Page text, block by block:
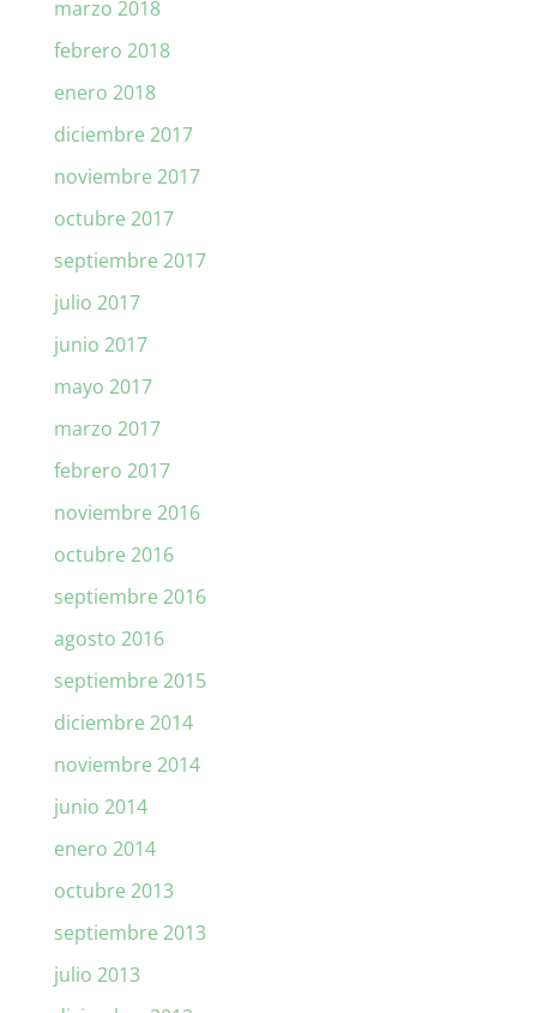
marzo 2018
febrero 2018
enero 2018
diciembre 2017
noviembre 2017
octubre 2017
septiembre 2017
julio 2017
junio 2017
mayo 2017
marzo 2017
febrero 2017
noviembre 2016
octubre 2016
septiembre 2016
agosto 2016
septiembre 2015
diciembre 2014
noviembre 2014
junio 2014
enero 2014
octubre 2013
septiembre 2013
julio 2013